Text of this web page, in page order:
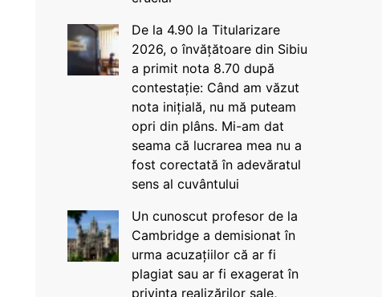
De la 4.90 la Titularizare
2026, o învățătoare din Sibiu
a primit nota 8.70 după
contestație: Când am văzut
nota inițială, nu mă puteam
opri din plâns. Mi-am dat
seama că lucrarea mea nu a
fost corectată în adevăratul
sens al cuvântului
Un cunoscut profesor de la
Cambridge a demisionat în
urma acuzațiilor că ar fi
plagiat sau ar fi exagerat în
privința realizărilor sale,